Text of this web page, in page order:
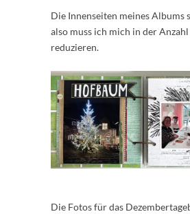
Die Innenseiten meines Albums
also muss ich mich in der
reduzieren.
Die Fotos für das